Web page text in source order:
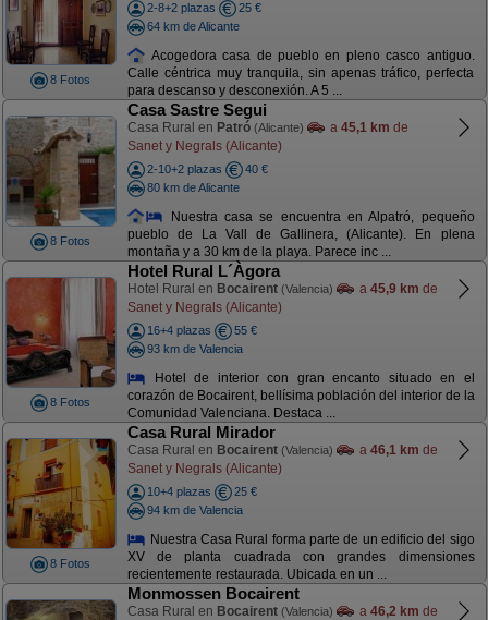
8 Fotos
2-8+2 plazas
25 €
64 km de Alicante
Acogedora casa de pueblo en pleno casco antiguo.
Calle céntrica muy tranquila, sin apenas tráfico, perfecta
para descanso y desconexión. A 5 ...
8 Fotos
Casa Sastre Segui
Casa Rural en Patró (Alicante) a 45,1 km de
Sanet y Negrals (Alicante)
2-10+2 plazas
40 €
80 km de Alicante
Nuestra casa se encuentra en Alpatró, pequeño
pueblo de La Vall de Gallinera, (Alicante). En plena
montaña y a 30 km de la playa. Parece inc ...
8 Fotos
Hotel Rural L´Àgora
Hotel Rural en Bocairent (Valencia) a 45,9 km de
Sanet y Negrals (Alicante)
16+4 plazas
55 €
93 km de Valencia
Hotel de interior con gran encanto situado en el
corazón de Bocairent, bellísima población del interior de la
Comunidad Valenciana. Destaca ...
8 Fotos
Casa Rural Mirador
Casa Rural en Bocairent (Valencia) a 46,1 km de
Sanet y Negrals (Alicante)
10+4 plazas
25 €
94 km de Valencia
Nuestra Casa Rural forma parte de un edificio del sigo
XV de planta cuadrada con grandes dimensiones
recientemente restaurada. Ubicada en un ...
Monmossen Bocairent
Casa Rural en Bocairent (Valencia) a 46,2 km de